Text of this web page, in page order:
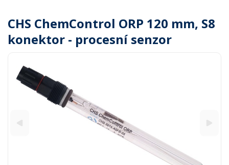
CHS ChemControl ORP 120 mm, S8
konektor - procesní senzor